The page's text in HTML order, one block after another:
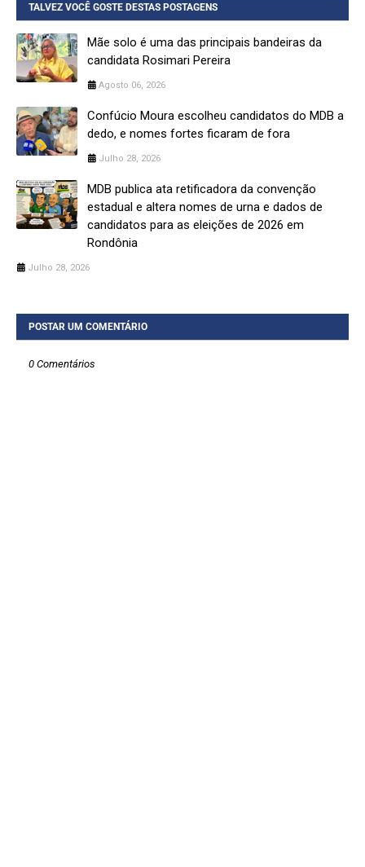
TALVEZ VOCÊ GOSTE DESTAS POSTAGENS
Mãe solo é uma das principais bandeiras da
candidata Rosimari Pereira
Agosto 06, 2026
Confúcio Moura escolheu candidatos do MDB a
dedo, e nomes fortes ficaram de fora
Julho 28, 2026
MDB publica ata retificadora da convenção
estadual e altera nomes de urna e dados de
candidatos para as eleições de 2026 em
Rondônia
Julho 28, 2026
POSTAR UM COMENTÁRIO
0 Comentários